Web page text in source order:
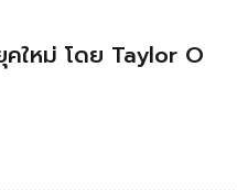
คใหม่ โดย Taylor O